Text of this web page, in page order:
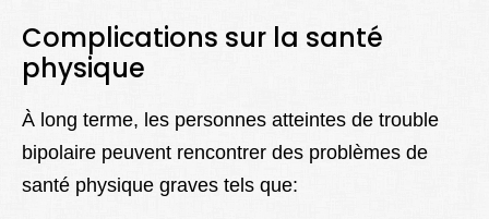
Complications sur la santé
physique
À long terme, les personnes atteintes de trouble
bipolaire peuvent rencontrer des problèmes de
santé physique graves tels que: